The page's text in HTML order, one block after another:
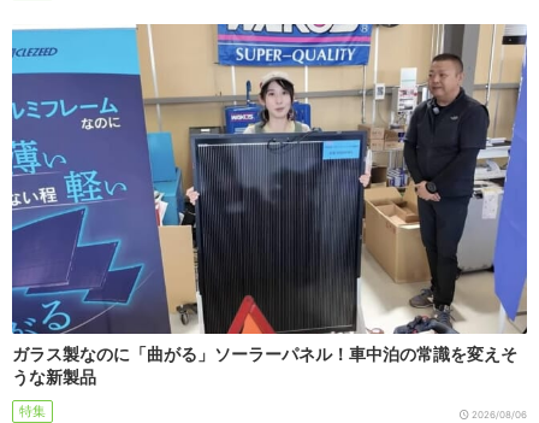
ガラス製なのに「曲がる」ソーラーパネル！車中泊の常識を変えそ
うな新製品
特集 2026/08/06